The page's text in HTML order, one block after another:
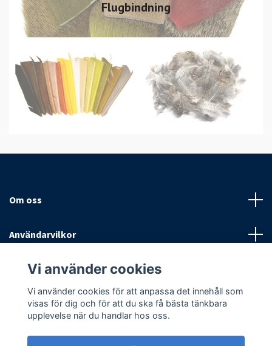
Flugbindning
Om oss
Användarvilkor
Sociala medier
Vi använder cookies
Vi använder cookies för att anpassa det innehåll som
visas för dig och för att du ska få bästa tänkbara
upplevelse när du handlar hos oss.